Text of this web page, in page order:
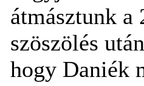
átmásztunk a
szöszölés
hogy Daniék